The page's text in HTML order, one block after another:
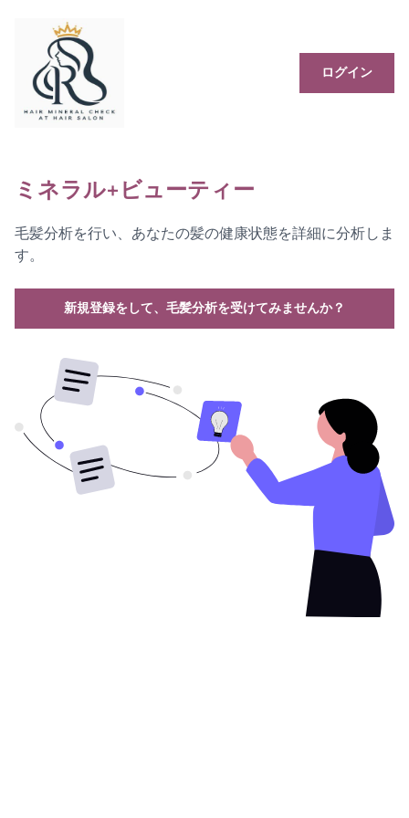
ログイン
ミネラル+ビューティー
毛髪分析を行い、あなたの髪の健康状態を詳細に分析しま
す。
新規登録をして、毛髪分析を受けてみませんか？